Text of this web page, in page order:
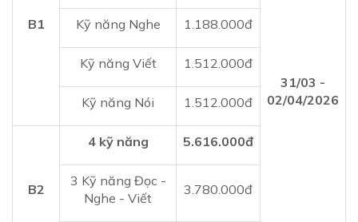
B1
31/03 -
02/04/2026
Kỹ năng Nghe 1.188.000đ
Kỹ năng Viết 1.512.000đ
Kỹ năng Nói 1.512.000đ
B2
4 kỹ năng 5.616.000đ
3 Kỹ năng Đọc -
Nghe - Viết
3.780.000đ